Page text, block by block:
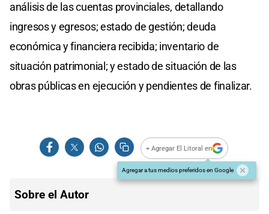
análisis de las cuentas provinciales, detallando
ingresos y egresos; estado de gestión; deuda
económica y financiera recibida; inventario de
situación patrimonial; y estado de situación de las
obras públicas en ejecución y pendientes de finalizar.
+ Agregar El Litoral en
Agregar a tus medios preferidos en Google
Sobre el Autor